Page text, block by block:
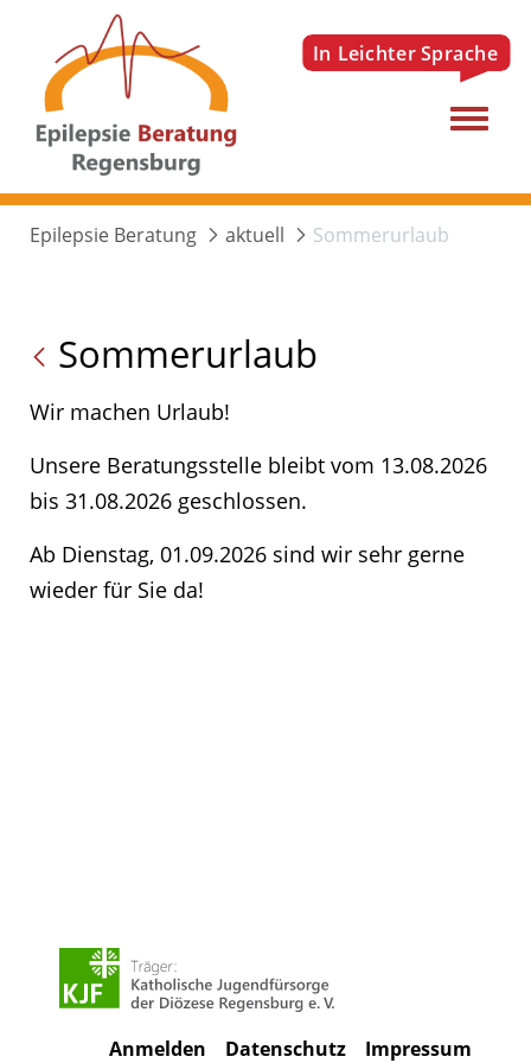
Menu
Epilepsie Beratung aktuell Sommerurlaub
Sommerurlaub
Wir machen Urlaub!
Unsere Beratungsstelle bleibt vom 13.08.2026
bis 31.08.2026 geschlossen.
Ab Dienstag, 01.09.2026 sind wir sehr gerne
wieder für Sie da!
Impressum
Datenschutz
Anmelden